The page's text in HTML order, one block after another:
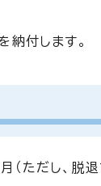
付します。
ただし、脱